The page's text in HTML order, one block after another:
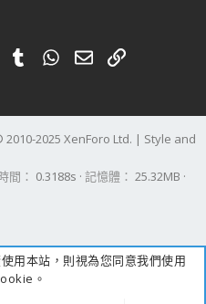
PinterestTumblrWhatsApp
電子郵件
連結
2010-2025 XenForo Ltd. | Style and
間 0.3188s 記憶體 25.32MB
用本站，則視為您同意我們使用
。